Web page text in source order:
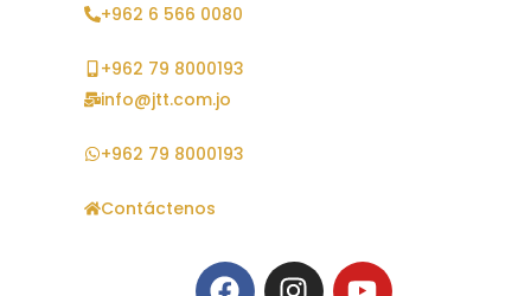
+962 6 566 0080
+962 79 8000193
info@jtt.com.jo
+962 79 8000193
Contáctenos